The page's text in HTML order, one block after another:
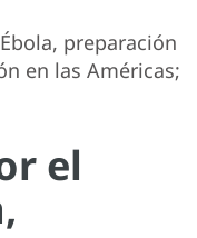
preparación
en las Américas;
el